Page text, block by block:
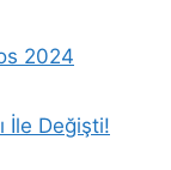
2024
İle Değişti!